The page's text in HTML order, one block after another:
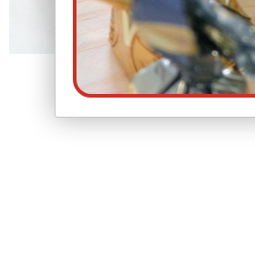
Clic para Ampliar